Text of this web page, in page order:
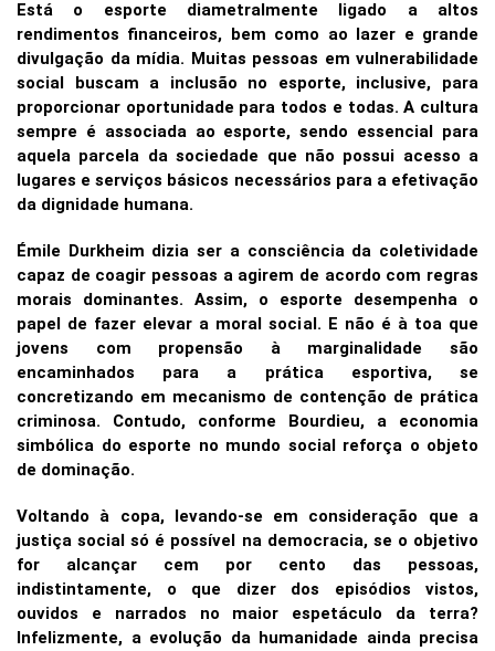
Está o esporte diametralmente ligado a altos
rendimentos financeiros, bem como ao lazer e grande
divulgação da mídia. Muitas pessoas em vulnerabilidade
social buscam a inclusão no esporte, inclusive, para
proporcionar oportunidade para todos e todas. A cultura
sempre é associada ao esporte, sendo essencial para
aquela parcela da sociedade que não possui acesso a
lugares e serviços básicos necessários para a efetivação
da dignidade humana.
Émile Durkheim dizia ser a consciência da coletividade
capaz de coagir pessoas a agirem de acordo com regras
morais dominantes. Assim, o esporte desempenha o
papel de fazer elevar a moral social. E não é à toa que
jovens com propensão à marginalidade são
encaminhados para a prática esportiva, se
concretizando em mecanismo de contenção de prática
criminosa. Contudo, conforme Bourdieu, a economia
simbólica do esporte no mundo social reforça o objeto
de dominação.
Voltando à copa, levando-se em consideração que a
justiça social só é possível na democracia, se o objetivo
for alcançar cem por cento das pessoas,
indistintamente, o que dizer dos episódios vistos,
ouvidos e narrados no maior espetáculo da terra?
Infelizmente, a evolução da humanidade ainda precisa